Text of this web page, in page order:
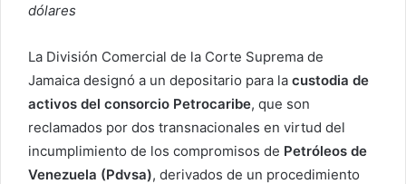
dólares
La División Comercial de la Corte Suprema de
Jamaica designó a un depositario para la custodia de
activos del consorcio Petrocaribe, que son
reclamados por dos transnacionales en virtud del
incumplimiento de los compromisos de Petróleos de
Venezuela (Pdvsa), derivados de un procedimiento